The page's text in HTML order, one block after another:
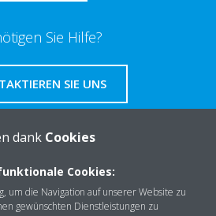
Sie Hilfe?
SIE UNS
dank Cookies
Cookies:
um die Navigation auf unserer Website zu
gewünschten Dienstleistungen zu